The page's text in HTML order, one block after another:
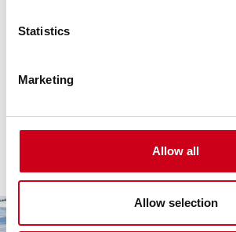
Statistics
Marketing
Allow all
Allow selection